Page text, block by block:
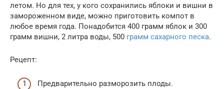
летом. Но для тех, у кого сохранились яблоки и вишни в
замороженном виде, можно приготовить компот в
любое время года. Понадобится 400 грамм яблок и 300
грамм вишни, 2 литра воды, 500 грамм сахарного песка.
Рецепт:
Предварительно разморозить плоды.